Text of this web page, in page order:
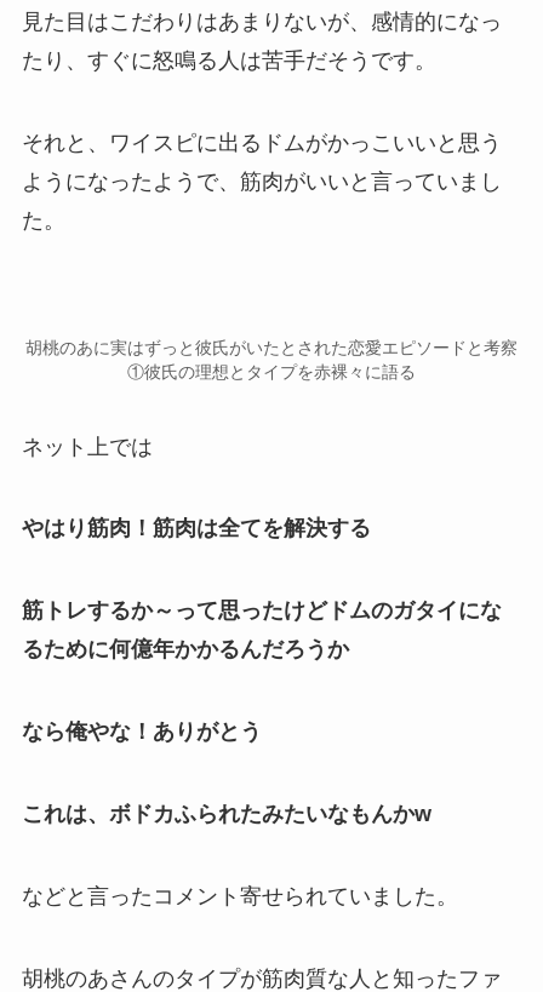
見た目はこだわりはあまりないが、感情的になっ
たり、すぐに怒鳴る人は苦手だそうです。
それと、ワイスピに出るドムがかっこいいと思う
ようになったようで、 筋肉がいい と言っていまし
た。
胡桃のあに実はずっと彼氏がいたとされた恋愛エピソードと考察
①彼氏の理想とタイプを赤裸々に語る
ネット上では
やはり筋肉！筋肉は全てを解決する
筋トレするか～って思ったけどドムのガタイにな
るために何億年かかるんだろうか
なら俺やな！ありがとう
これは、ボドカふられたみたいなもんかw
などと言ったコメント寄せられていました。
胡桃のあさんのタイプが筋肉質な人 と知ったファ